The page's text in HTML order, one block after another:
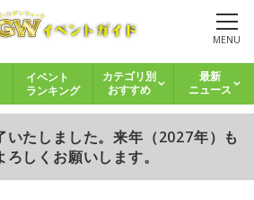
MENU
イベント
ランキング
カテゴリ別
おすすめ
最新
ニュース
いたしました。来年（2027年）も
ろしくお願いします。